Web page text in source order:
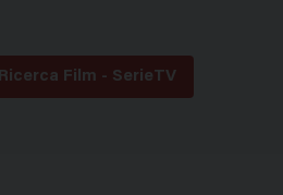
Ricerca Film - SerieTV